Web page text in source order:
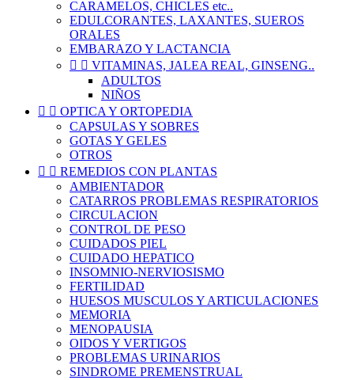
CARAMELOS, CHICLES etc..
EDULCORANTES, LAXANTES, SUEROS
ORALES
EMBARAZO Y LACTANCIA
  VITAMINAS, JALEA REAL, GINSENG..
ADULTOS
NIÑOS
  OPTICA Y ORTOPEDIA
CAPSULAS Y SOBRES
GOTAS Y GELES
OTROS
  REMEDIOS CON PLANTAS
AMBIENTADOR
CATARROS PROBLEMAS RESPIRATORIOS
CIRCULACION
CONTROL DE PESO
CUIDADOS PIEL
CUIDADO HEPATICO
INSOMNIO-NERVIOSISMO
FERTILIDAD
HUESOS MUSCULOS Y ARTICULACIONES
MEMORIA
MENOPAUSIA
OIDOS Y VERTIGOS
PROBLEMAS URINARIOS
SINDROME PREMENSTRUAL